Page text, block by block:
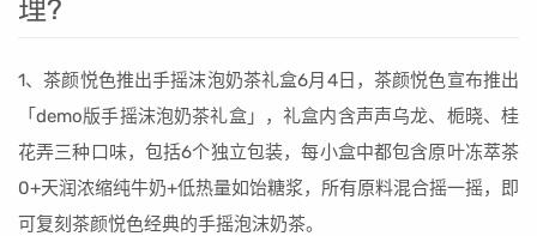
理?
1、茶颜悦色推出手摇沫泡奶茶礼盒6月4日，茶颜悦色宣布推出
「demo版手摇沫泡奶茶礼盒」，礼盒内含声声乌龙、栀晓、桂
花弄三种口味，包括6个独立包装，每小盒中都包含原叶冻萃茶
0+天润浓缩纯牛奶+低热量如饴糖浆，所有原料混合摇一摇，即
可复刻茶颜悦色经典的手摇泡沫奶茶。